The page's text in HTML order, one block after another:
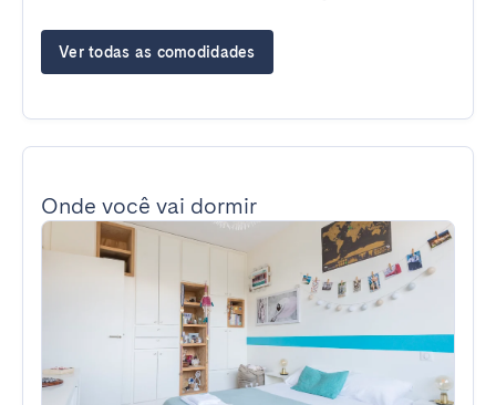
Ver todas as comodidades
Onde você vai dormir